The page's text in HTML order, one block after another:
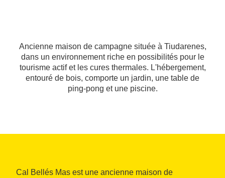
Ancienne maison de campagne située à Tiudarenes,
dans un environnement riche en possibilités pour le
tourisme actif et les cures thermales. L'hébergement,
entouré de bois, comporte un jardin, une table de
ping-pong et une piscine.
Cal Bellés Mas est une ancienne maison de